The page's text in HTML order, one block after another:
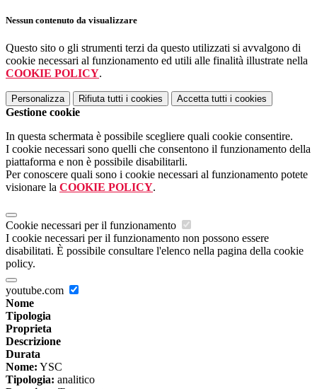
Nessun contenuto da visualizzare
Questo sito o gli strumenti terzi da questo utilizzati si avvalgono di
cookie necessari al funzionamento ed utili alle finalità illustrate nella
COOKIE POLICY.
Personalizza Rifiuta tutti i cookies Accetta tutti i cookies
Gestione cookie
In questa schermata è possibile scegliere quali cookie consentire.
I cookie necessari sono quelli che consentono il funzionamento della
piattaforma e non è possibile disabilitarli.
Per conoscere quali sono i cookie necessari al funzionamento potete
visionare la COOKIE POLICY.
Cookie necessari per il funzionamento
I cookie necessari per il funzionamento non possono essere
disabilitati. È possibile consultare l'elenco nella pagina della cookie
policy.
youtube.com
Nome
Tipologia
Proprieta
Descrizione
Durata
Nome: YSC
Tipologia: analitico